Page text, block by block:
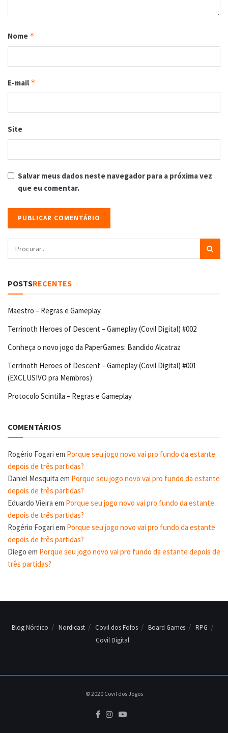
Nome *
E-mail *
Site
Salvar meus dados neste navegador para a próxima vez
que eu comentar.
POSTSRECENTES
Maestro – Regras e Gameplay
Terrinoth Heroes of Descent – Gameplay (Covil Digital) #002
Conheça o novo jogo da PaperGames: Bandido Alcatraz
Terrinoth Heroes of Descent – Gameplay (Covil Digital) #001
(EXCLUSIVO pra Membros)
Protocolo Scintilla – Regras e Gameplay
COMENTÁRIOS
Rogério Fogari em Porque seu jogo novo vai pro fundo da estante
depois de três partidas?
Daniel Mesquita em Porque seu jogo novo vai pro fundo da estante
depois de três partidas?
Eduardo Vieira em Porque seu jogo novo vai pro fundo da estante
depois de três partidas?
Rogério Fogari em Porque seu jogo novo vai pro fundo da estante
depois de três partidas?
Diego em Porque seu jogo novo vai pro fundo da estante depois de
três partidas?
Blog Nórdico Nordicast Covil dos Fofos Board Games
RPG
Covil Digital
© 2020 Covil dos Jogos